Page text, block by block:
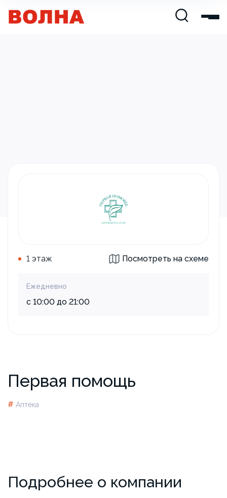
Первая помощь
# Аптека
1 этаж Посмотреть на схеме
Ежедневно
с 10:00 до 21:00
Подробнее о компании